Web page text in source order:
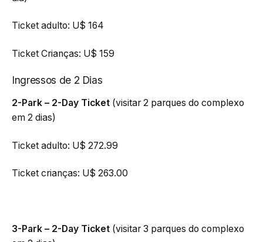
Ticket adulto: U$ 164
Ticket Crianças: U$ 159
Ingressos de 2 Dias
2-Park – 2-Day Ticket (visitar 2 parques do complexo
em 2 dias)
Ticket adulto: U$ 272.99
Ticket crianças: U$ 263.00
3-Park – 2-Day Ticket (visitar 3 parques do complexo